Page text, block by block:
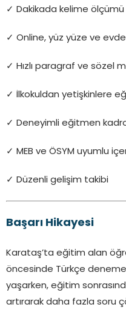
✓ Dakikada kelime ölçümü
✓ Online, yüz yüze ve
✓ Hızlı paragraf ve sözel
✓ İlkokuldan yetişkinlere
✓ Deneyimli eğitmen
✓ MEB ve ÖSYM uyumlu
✓ Düzenli gelişim takibi
Başarı Hikayesi
Karataş’ta eğitim alan
öncesinde Türkçe
yaşarken, eğitim
artırarak daha fazla soru